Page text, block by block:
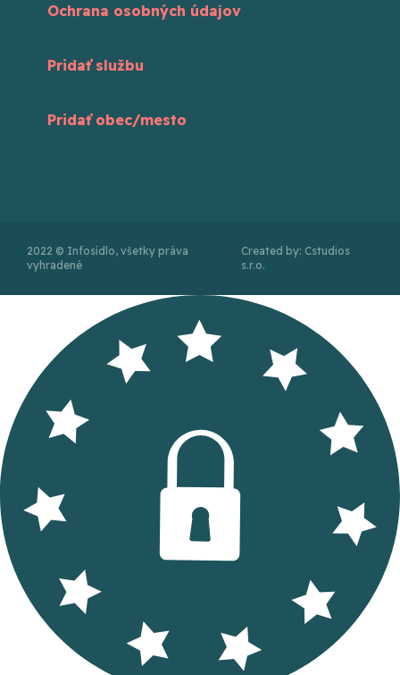
Ochrana osobných údajov
Pridať službu
Pridať obec/mesto
2022 © Infosídlo, všetky práva
vyhradené
Created by: Cstudios
s.r.o.